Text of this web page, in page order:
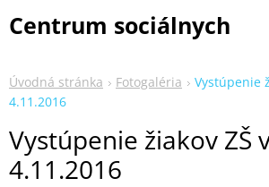
Centrum sociálnych
Úvodná stránka Fotogaléria
Vystúpenie
4.11.2016
Vystúpenie žiakov ZŠ
4.11.2016